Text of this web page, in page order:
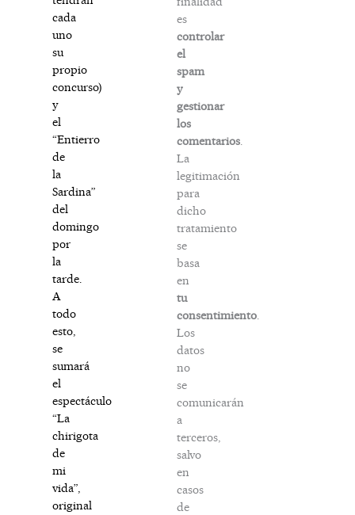
cada
uno
su
propio
concurso)
y
el
“Entierro
de
la
Sardina”
del
domingo
por
la
tarde.
A
todo
esto,
se
sumará
el
espectáculo
“La
chirigota
de
mi
vida”,
original
es
controlar
el
spam
y
gestionar
los
comentarios
La
legitimación
para
dicho
tratamiento
se
basa
en
tu
consentimiento
Los
datos
no
se
comunicarán
a
terceros,
salvo
en
casos
de